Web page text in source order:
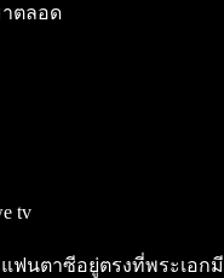
ตลอด
tv
ฟนตาซีอยู่ตรงที่พระเอกมี